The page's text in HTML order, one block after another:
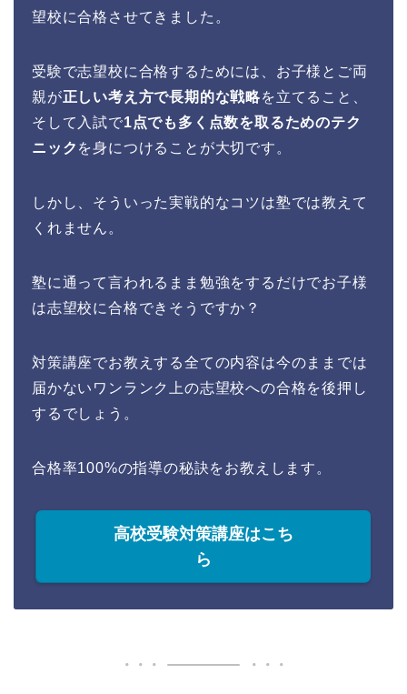
望校に合格させてきました。
受験で志望校に合格するためには、お子様とご両
親が正しい考え方で長期的な戦略を立てること、
そして入試で1点でも多く点数を取るためのテク
ニック を身につけることが大切です。
しかし、そういった実戦的なコツは塾では教えて
くれません。
塾に通って言われるまま勉強をするだけでお子様
は志望校に合格できそうですか？
対策講座でお教えする全ての内容は今のままでは
届かないワンランク上の志望校への合格を後押し
するでしょう。
合格率100%の指導の秘訣をお教えします。
高校受験対策講座はこち
ら